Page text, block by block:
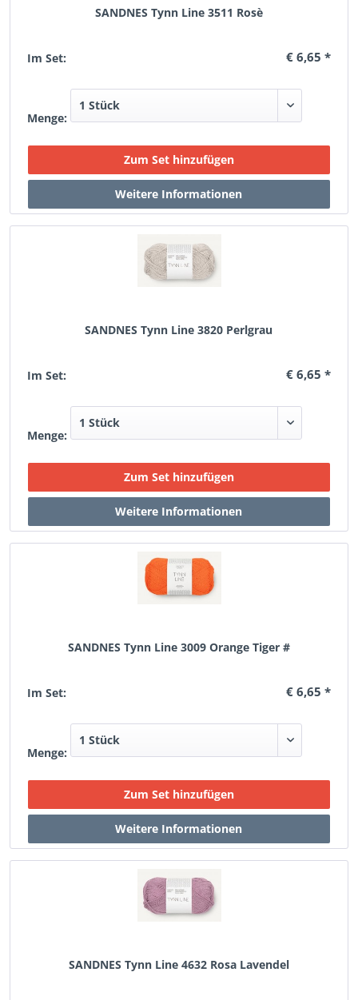
SANDNES Tynn Line 3511 Rosè
Im Set: € 6,65 *
Menge:
SANDNES Tynn Line 3820 Perlgrau
Im Set: € 6,65 *
Menge:
SANDNES Tynn Line 3009 Orange Tiger #
Im Set: € 6,65 *
Menge:
SANDNES Tynn Line 4632 Rosa Lavendel